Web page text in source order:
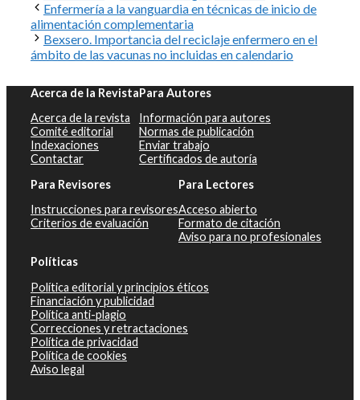
Enfermería a la vanguardia en técnicas de inicio de
alimentación complementaria
Bexsero. Importancia del reciclaje enfermero en el
ámbito de las vacunas no incluidas en calendario
Acerca de la Revista
Acerca de la revista
Comité editorial
Indexaciones
Contactar
Para Autores
Información para autores
Normas de publicación
Enviar trabajo
Certificados de autoría
Para Revisores
Instrucciones para revisores
Criterios de evaluación
Para Lectores
Acceso abierto
Formato de citación
Aviso para no profesionales
Políticas
Política editorial y principios éticos
Financiación y publicidad
Política anti-plagio
Correcciones y retractaciones
Política de privacidad
Política de cookies
Aviso legal